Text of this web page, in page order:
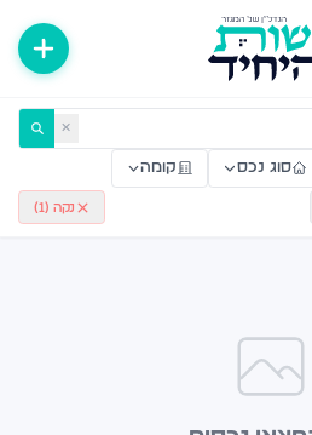
— רשות היחיד ✕
סוג נכס קומה
נקה ( 1
)